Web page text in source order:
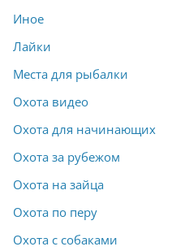
Иное
Лайки
Места для рыбалки
Охота видео
Охота для начинающих
Охота за рубежом
Охота на зайца
Охота по перу
Охота с собаками